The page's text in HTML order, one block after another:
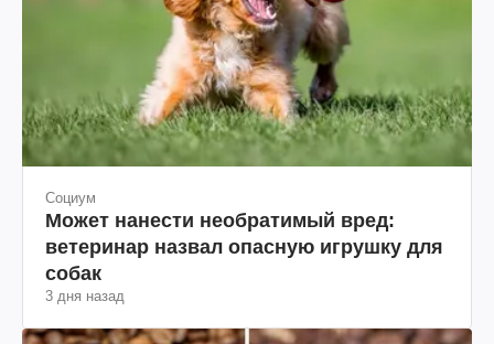
Социум
Может нанести необратимый вред:
ветеринар назвал опасную игрушку для
собак
3 дня назад